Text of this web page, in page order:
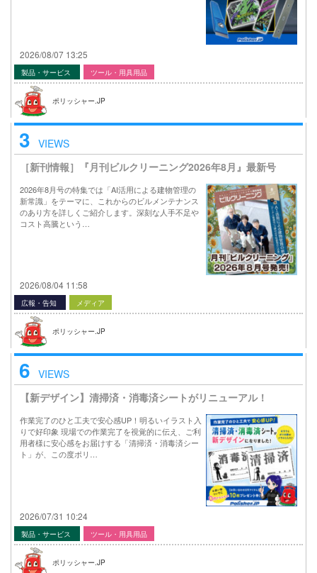
2026/08/07 13:25
製品・サービス ツール・用具用品
ポリッシャー.JP
3 VIEWS
［新刊情報］『月刊ビルクリーニング2026年8月』最新号
2026年8月号の特集では「AI活用による建物管理の
新常識」をテーマに、これからのビルメンテナンス
のあり方を詳しくご紹介します。深刻な人手不足や
コスト高騰という…
2026/08/04 11:58
広報・告知 メディア
ポリッシャー.JP
6 VIEWS
【新デザイン】清掃済・消毒済シートがリニューアル！
作業完了のひと工夫で安心感UP！明るいイラスト入
りで好印象 現場での作業完了を視覚的に伝え、ご利
用者様に安心感をお届けする「清掃済・消毒済シー
ト」が、この度ポリ…
2026/07/31 10:24
製品・サービス ツール・用具用品
ポリッシャー.JP